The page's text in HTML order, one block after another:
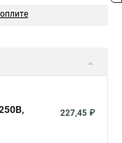
227,45 ₽